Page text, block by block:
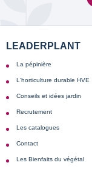
LEADERPLANT
La pépinière
L'horticulture durable HVE
Conseils et idées jardin
Recrutement
Les catalogues
Contact
Les Bienfaits du végétal